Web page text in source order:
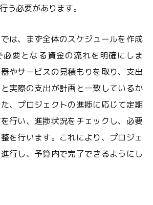
う必要があります。
は、まず全体のスケジュールを作成
必要となる資金の流れを明確にしま
やサービスの見積もりを取り、支出
実際の支出が計画と一致しているか
、プロジェクトの進捗に応じて定期
行い、進捗状況をチェックし、必要
を行います。これにより、プロジェ
行し、予算内で完了できるようにし